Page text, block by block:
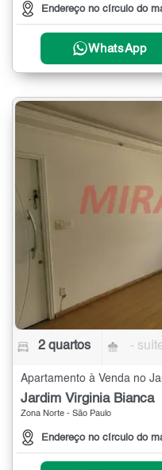
Endereço no círculo do
WhatsApp
2 quartos -
Jardim Virginia Bianca
Zona Norte - São Paulo
Endereço no círculo do